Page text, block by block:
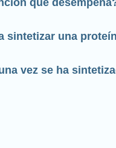
sintetizar una
vez se ha